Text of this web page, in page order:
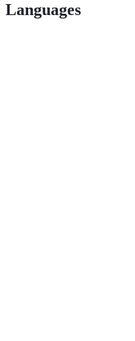
Languages